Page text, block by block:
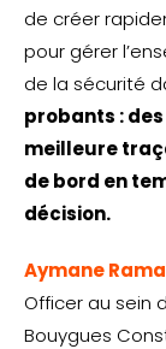
de créer
pour gérer
de la sécurité
probants :
meilleure
de bord en
décision.
Aymane
Officer au sein
Bouygues